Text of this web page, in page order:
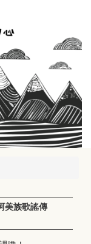
美族歌謠傳